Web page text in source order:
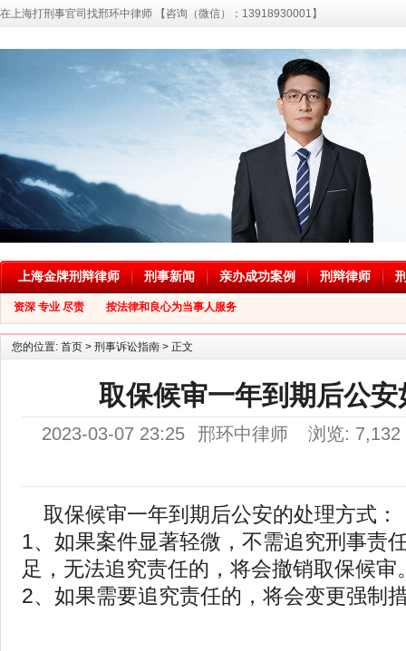
在上海打刑事官司找邢环中律师 【咨询（微信）：13918930001】
上海金牌刑辩律师 刑事新闻 亲办成功案例 刑辩律师
资深 专业 尽责 按法律和良心为当事人服务
您的位置: 首页 > 刑事诉讼指南 > 正文
取保候审一年到期后公安
2023-03-07 23:25 邢环中律师 浏览: 7,132
取保候审一年到期后公安的处理方式：
1、如果案件显著轻微，不需追究刑事责
足，无法追究责任的，将会撤销取保候审
2、如果需要追究责任的，将会变更强制